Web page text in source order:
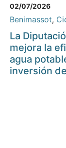
02/07/2026
Benimassot,
La
mejora la
agua
inversión